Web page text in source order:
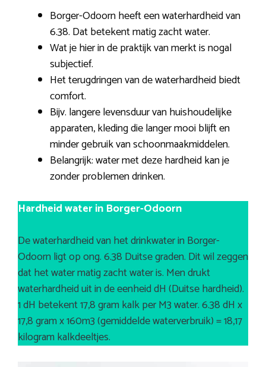
Borger-Odoorn heeft een waterhardheid van
6.38. Dat betekent matig zacht water.
Wat je hier in de praktijk van merkt is nogal
subjectief.
Het terugdringen van de waterhardheid biedt
comfort.
Bijv. langere levensduur van huishoudelijke
apparaten, kleding die langer mooi blijft en
minder gebruik van schoonmaakmiddelen.
Belangrijk: water met deze hardheid kan je
zonder problemen drinken.
Hardheid water in Borger-Odoorn
De waterhardheid van het drinkwater in Borger-
Odoorn ligt op ong. 6.38 Duitse graden. Dit wil zeggen
dat het water matig zacht water is. Men drukt
waterhardheid uit in de eenheid dH (Duitse hardheid).
1 dH betekent 17,8 gram kalk per M3 water. 6.38 dH x
17,8 gram x 160m3 (gemiddelde waterverbruik) = 18,17
kilogram kalkdeeltjes.